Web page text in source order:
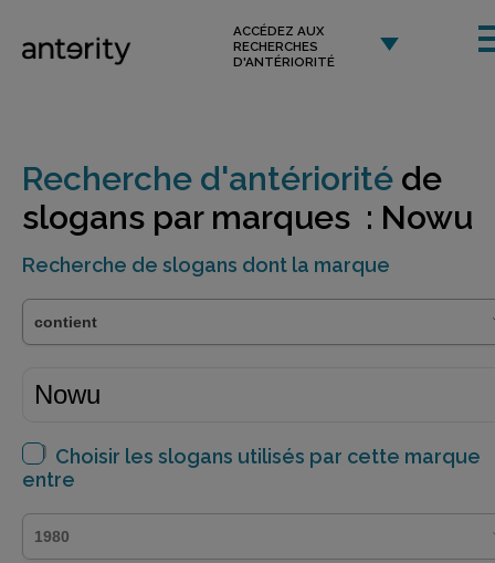
ACCÉDEZ AUX
RECHERCHES
D'ANTÉRIORITÉ
Recherche d'antériorité de
slogans par marques : Nowu
Recherche de slogans dont la marque
Choisir les slogans utilisés par cette marque
entre